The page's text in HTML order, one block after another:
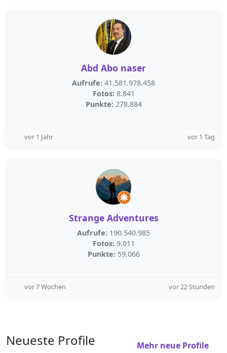
Abd Abo naser
Aufrufe: 41.581.978.458
Fotos: 8.841
Punkte: 278.884
vor 1 Jahr vor 1 Tag
Strange Adventures
Aufrufe: 190.540.985
Fotos: 9.011
Punkte: 59.066
vor 7 Wochen vor 22 Stunden
Neueste Profile Mehr neue Profile